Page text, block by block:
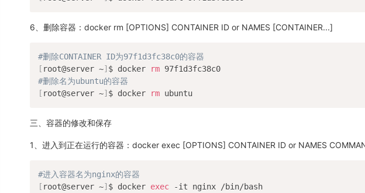
6、删除容器：docker rm [OPTIONS] CONTAINER ID or NAMES [CONTAINER...]
#删除CONTAINER ID为97f1d3fc38c0的容器
[ root@server ~] $ docker rm
97f1d3fc38c0
#删除名为ubuntu的容器
[ root@server ~] $ docker rm ubuntu
三、容器的修改和保存
1、进入到正在运行的容器：docker exec [OPTIONS] CONTAINER ID or NAMES
#进入容器名为nginx的容器
[ root@server ~] $ docker exec
-it nginx /bin/bash